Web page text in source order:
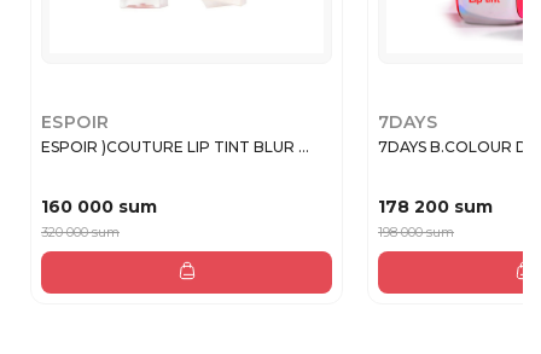
ESPOIR
ESPOIR )COUTURE LIP TINT BLUR ...
160 000 sum
320 000 sum
7DAYS
7DAYS B.COLOUR
178 200 sum
198 000 sum